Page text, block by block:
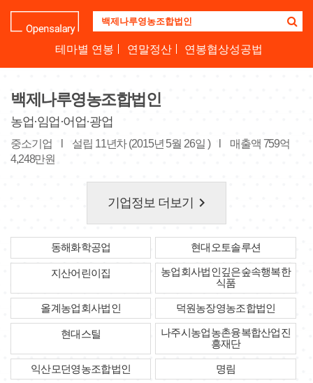
업
명
하
세
요
테마별 연봉 연말정산 연봉협상성공법
백제나루영농조합법인
농업·임업·어업·광업
중소기업 설립 11년차 (2015년 5월 26일 )
매출액 759억
4,248만원
기업정보 더보기 keyboard_arrow_right
동해화학공업 현대오토솔루션
지산어린이집
농업회사법인깊은숲속행복한
식품
올계농업회사법인 덕원농장영농조합법인
현대스틸
나주시농업농촌융복합산업진
흥재단
익산모던영농조합법인 명림